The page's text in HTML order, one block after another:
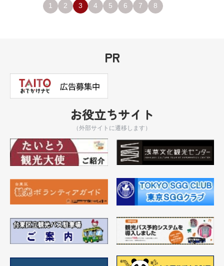
1 2 3 4 5 6 7 8
PR
お役立ちサイト
（外部サイトに遷移します）